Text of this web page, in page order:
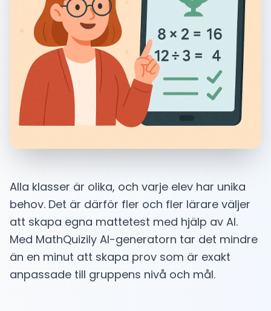
Alla klasser är olika, och varje elev har unika
behov. Det är därför fler och fler lärare väljer
att skapa egna mattetest med hjälp av AI.
Med MathQuizily AI-generatorn tar det mindre
än en minut att skapa prov som är exakt
anpassade till gruppens nivå och mål.